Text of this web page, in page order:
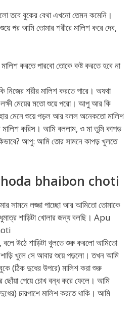
তবে বুকের বেথা এখনো তেমন কমেনি।
পর আমি তোমার শরীরে মালিশ করে দেব,
করতে পারবো তোকে কষ্ট করতে হবে না
নিজের শরীর মালিশ করতে পারে। অযথা
লক্ষী মেয়ের মতো শুয়ে পরো। আপু আর কি
মেনে শুয়ে পড়ল আর বলল অনেকতো মালিশ
করিস। আমি বললাম, ও মা তুমি কাপড়
আপু: আমি তোর সামনে কাপড় খুলতে
bhaibon choti
সামনে লজ্জা পাচ্ছো আর আমিতো তোমাকে
শাড়িটা খোলার জন্য বলছি। Apu
উঠে শাড়িটা খুলতে শুরু করলো আমিতো
খুলে সে আবার শুয়ে পড়লো। তখন আমি
(ঠিক দুধের উপরে) মালিশ করা শুরু
পেয়ে চোখ বন্ধ করে ফেলে। আমি
চারপাশে মালিশ করতে থাকি। আমি